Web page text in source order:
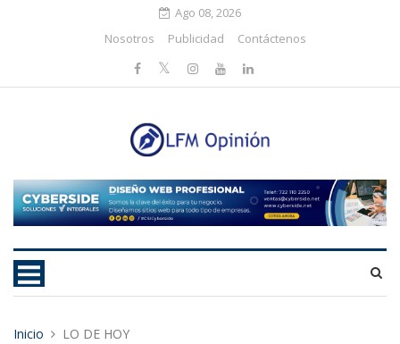
Ago 08, 2026
Nosotros
Publicidad Contáctenos
Inicio LO DE HOY